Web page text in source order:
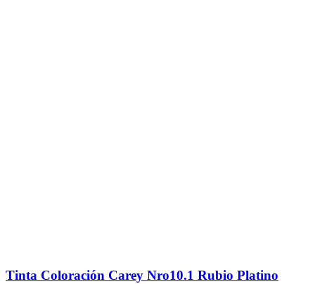
Tinta Coloración Carey Nro10.1 Rubio Platino